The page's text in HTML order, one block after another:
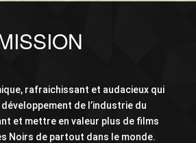
rafraichissant et audacieux qui
de l’industrie du
et mettre en valeur plus de films
Noirs de partout dans le monde.